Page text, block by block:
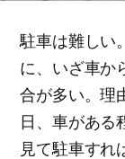
駐車は難しい
に、いざ車か
合が多い。理
日、車がある
見て駐車すれ